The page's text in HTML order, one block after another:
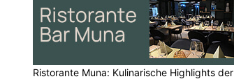
Ristorante Muna: Kulinarische Highlights der